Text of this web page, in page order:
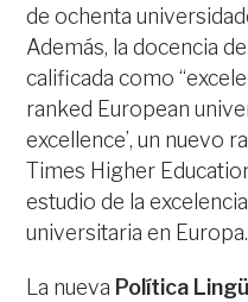
de ochenta
Además, la docencia
calificada como
ranked European
excellence’, un nuevo
Times Higher
estudio de la
universitaria en Europa.
La nueva Política